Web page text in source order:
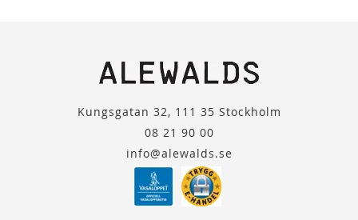
Kungsgatan 32, 111 35 Stockholm
08 21 90 00
info@alewalds.se